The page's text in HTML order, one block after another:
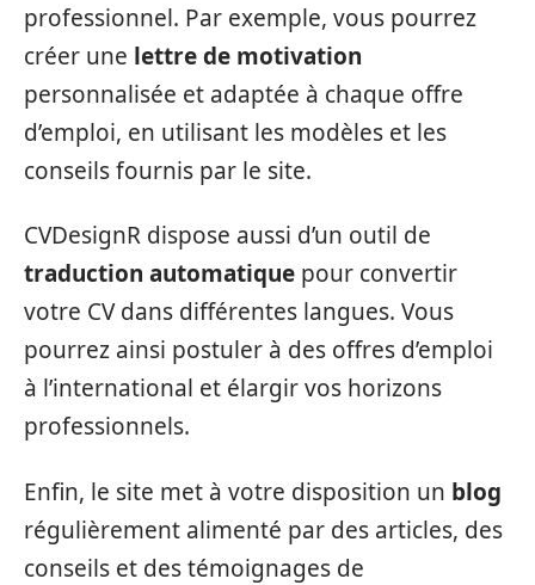
professionnel. Par exemple, vous pourrez
créer une lettre de motivation
personnalisée et adaptée à chaque offre
d’emploi, en utilisant les modèles et les
conseils fournis par le site.
CVDesignR dispose aussi d’un outil de
traduction automatique pour convertir
votre CV dans différentes langues. Vous
pourrez ainsi postuler à des offres d’emploi
à l’international et élargir vos horizons
professionnels.
Enfin, le site met à votre disposition un blog
régulièrement alimenté par des articles, des
conseils et des témoignages de